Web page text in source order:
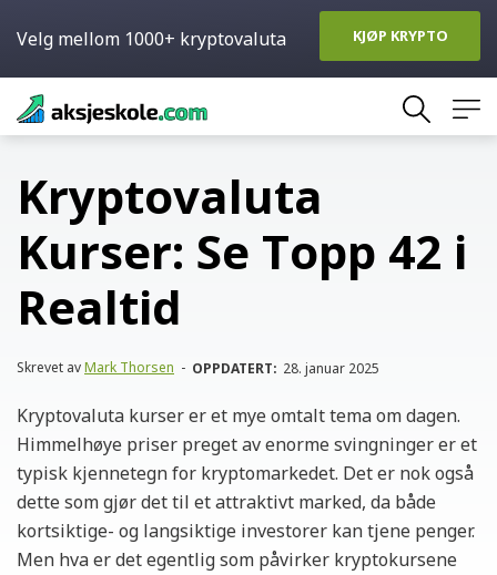
Skip
to
Kryptovaluta
Kurser: Se Topp 42 i
Realtid
Skrevet avMark Thorsen - OPPDATERT: 28. januar 2025
Kryptovaluta kurser er et mye omtalt tema om dagen.
Himmelhøye priser preget av enorme svingninger er et
typisk kjennetegn for kryptomarkedet. Det er nok også
dette som gjør det til et attraktivt marked, da både
kortsiktige- og langsiktige investorer kan tjene penger.
Men hva er det egentlig som påvirker kryptokursene
Velg mellom 1000+ kryptovaluta KJØP KRYPTO